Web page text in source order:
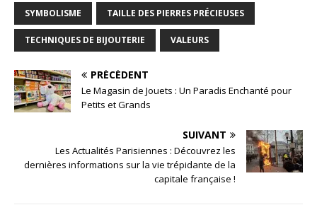
SYMBOLISME TAILLE DES PIERRES PRÉCIEUSES
TECHNIQUES DE BIJOUTERIE VALEURS
PRÉCÉDENT
Le Magasin de Jouets : Un Paradis Enchanté pour
Petits et Grands
SUIVANT
Les Actualités Parisiennes : Découvrez les
dernières informations sur la vie trépidante de la
capitale française !